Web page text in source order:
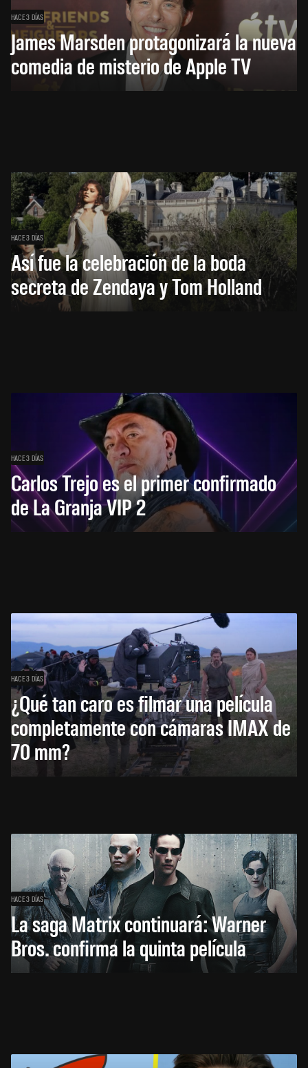
HACE 3 DÍAS
James Marsden protagonizará la nueva
comedia de misterio de Apple TV
HACE 3 DÍAS
Así fue la celebración de la boda
secreta de Zendaya y Tom Holland
HACE 3 DÍAS
Carlos Trejo es el primer confirmado
de La Granja VIP 2
HACE 3 DÍAS
¿Qué tan caro es filmar una película
completamente con cámaras IMAX de
70 mm?
HACE 3 DÍAS
La saga Matrix continuará: Warner
Bros. confirma la quinta película